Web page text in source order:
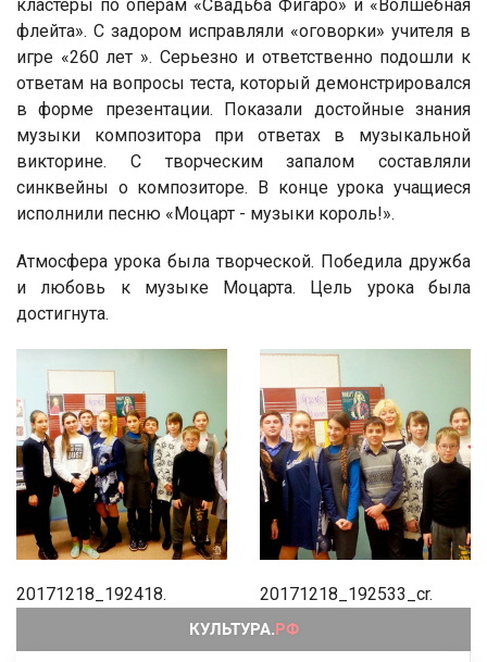
кластеры по операм «Свадьба Фигаро» и «Волшебная
флейта». С задором исправляли «оговорки» учителя в
игре «260 лет ». Серьезно и ответственно подошли к
ответам на вопросы теста, который демонстрировался
в форме презентации. Показали достойные знания
музыки композитора при ответах в музыкальной
викторине. С творческим запалом составляли
синквейны о композиторе. В конце урока учащиеся
исполнили песню «Моцарт - музыки король!».
Атмосфера урока была творческой. Победила дружба
и любовь к музыке Моцарта. Цель урока была
достигнута.
20171218_192418. 20171218_192533_cr.